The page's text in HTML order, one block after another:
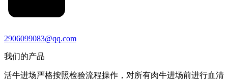
2906099083@qq.com
我们的产品
活牛进场严格按照检验流程操作，对所有肉牛进场前进行血清